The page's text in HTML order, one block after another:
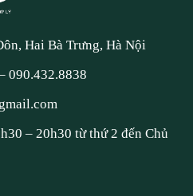
Hai Bà Trưng, Hà Nội
090.432.8838
– 20h30 từ thứ 2 đến Chủ